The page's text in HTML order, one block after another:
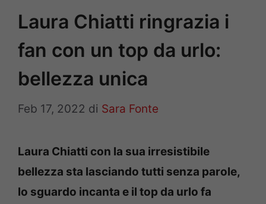
Laura Chiatti ringrazia i
fan con un top da urlo:
bellezza unica
Feb 17, 2022 di Sara Fonte
Laura Chiatti con la sua irresistibile
bellezza sta lasciando tutti senza parole,
lo sguardo incanta e il top da urlo fa